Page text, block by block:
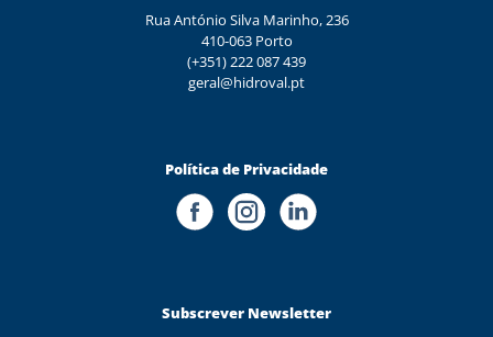
Rua António Silva Marinho, 236
410-063 Porto
(+351) 222 087 439
geral@hidroval.pt
Política de Privacidade
Subscrever Newsletter